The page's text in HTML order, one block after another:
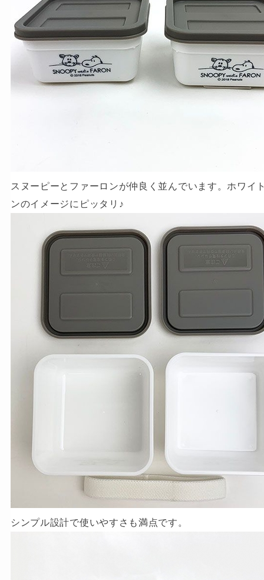
スヌーピーとファーロンが仲良く並んでいます。ホワイ
ンのイメージにピッタリ♪
シンプル設計で使いやすさも満点です。